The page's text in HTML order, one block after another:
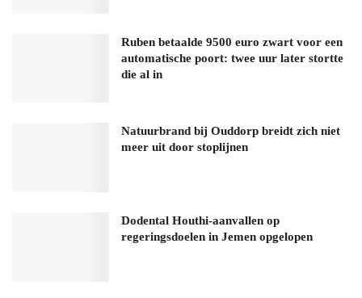
Ruben betaalde 9500 euro zwart voor een
automatische poort: twee uur later stortte
die al in
Natuurbrand bij Ouddorp breidt zich niet
meer uit door stoplijnen
Dodental Houthi-aanvallen op
regeringsdoelen in Jemen opgelopen